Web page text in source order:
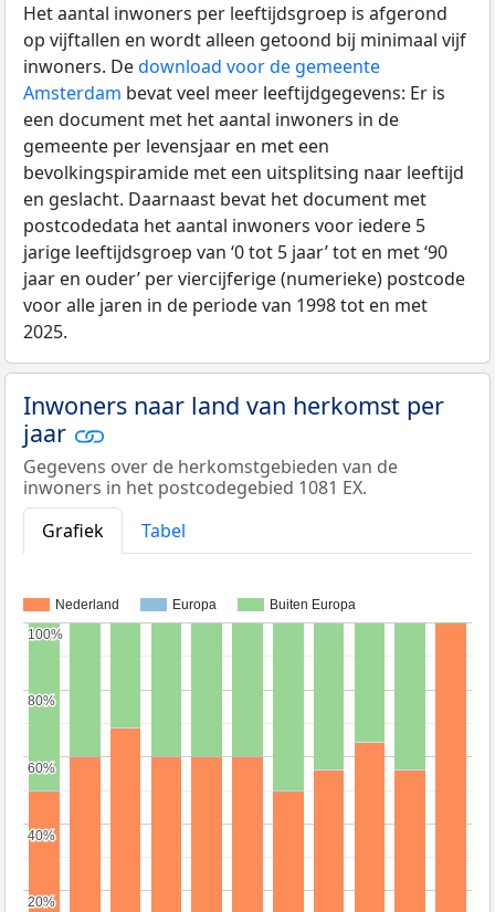
Het aantal inwoners per leeftijdsgroep is afgerond
op vijftallen en wordt alleen getoond bij minimaal vijf
inwoners. Dedownload voor de gemeente
Amsterdam bevat veel meer leeftijdgegevens: Er is
een document met het aantal inwoners in de
gemeente per levensjaar en met een
bevolkingspiramide met een uitsplitsing naar leeftijd
en geslacht. Daarnaast bevat het document met
postcodedata het aantal inwoners voor iedere 5
jarige leeftijdsgroep van ‘0 tot 5 jaar’ tot en met ‘90
jaar en ouder’ per viercijferige (numerieke) postcode
voor alle jaren in de periode van 1998 tot en met
2025.
Inwoners naar land van herkomst per
jaar
Gegevens over de herkomstgebieden van de
inwoners in het postcodegebied 1081 EX.
Grafiek
Tabel
Nederland Europa Buiten Europa
20%
20%
40%
40%
60%
60%
80%
80%
100%
100%